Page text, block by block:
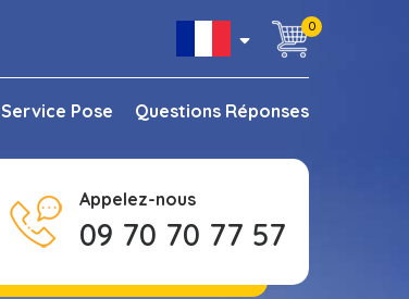
0
Service Pose Questions Réponses
Appelez-nous
09 70 70 77 57